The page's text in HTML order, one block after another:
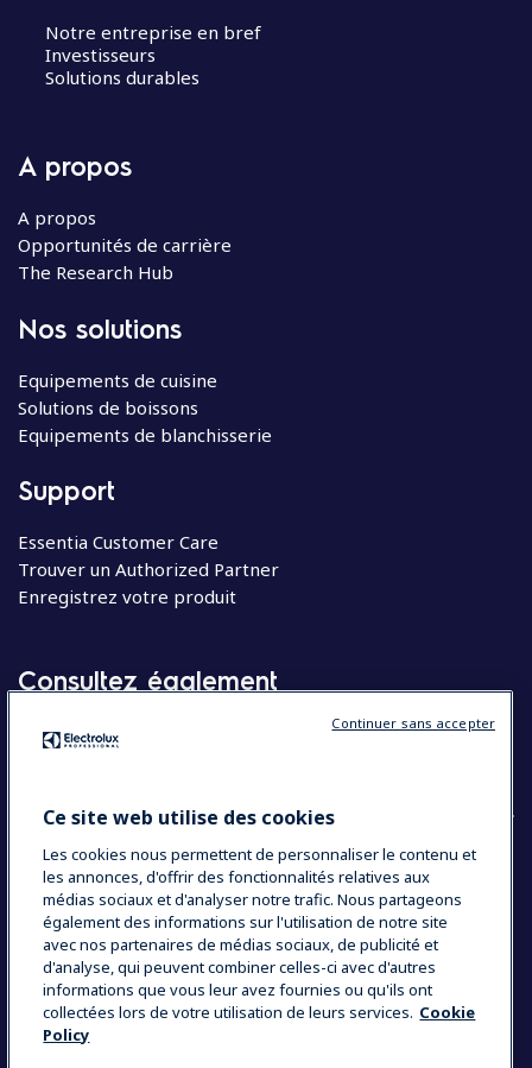
Notre entreprise en bref
Investisseurs
Solutions durables
A propos
A propos
Opportunités de carrière
The Research Hub
Nos solutions
Equipements de cuisine
Solutions de boissons
Equipements de blanchisserie
Support
Essentia Customer Care
Trouver un Authorized Partner
Enregistrez votre produit
Consultez également
Molteni
Appareils électroménagers
COUNTRY AND LANGUAGE
VOTRE SÉLECTION : BELGIQUE
Data Privacy Statement
Cookie Policy
Ce site web utilise des cookies
Les cookies nous permettent de personnaliser le contenu et
les annonces, d'offrir des fonctionnalités relatives aux
médias sociaux et d'analyser notre trafic. Nous partageons
également des informations sur l'utilisation de notre site
avec nos partenaires de médias sociaux, de publicité et
d'analyse, qui peuvent combiner celles-ci avec d'autres
informations que vous leur avez fournies ou qu'ils ont
collectées lors de votre utilisation de leurs services. Cookie
Policy
Continuer sans accepter